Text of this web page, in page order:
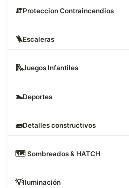
🧯Proteccion Contraincendios
🪜Escaleras
🛝Juegos Infantiles
🏊Deportes
🧱Detalles constructivos
🗺️ Sombreados & HATCH
💡Iluminación